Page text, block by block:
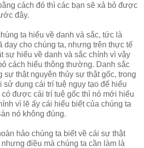
cách đó thì các bạn sẽ xả bỏ được
đây.
ta hiểu về danh và sắc, tức là
dạy cho chúng ta, nhưng trên thực tế
sự hiểu về danh và sắc chính vì vậy
cách hiểu thông thường. Danh sắc
sự thật nguyên thủy sự thật gốc, trong
sử dụng cái trí tuệ ngụy tạo để hiểu
được cái trí tuệ gốc thì nó mới hiểu
vì lẽ ấy cái hiểu biết của chúng ta
nó không đúng.
hảo chúng ta biết về cái sự thật
điều mà chúng ta cần làm là